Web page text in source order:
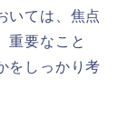
いては、焦点
重要なこと
をしっかり考